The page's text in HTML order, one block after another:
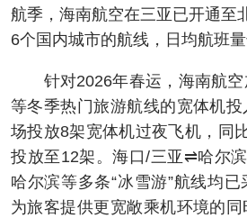
航季，海南航空在三亚已开通至
6个国内城市的航线，日均航班量
针对2026年春运，海南航空
等冬季热门旅游航线的宽体机
场投放8架宽体机过夜飞机，同
投放至12架。海口/三亚⇌哈尔
哈尔滨等多条“冰雪游”航线均
为旅客提供更宽敞乘机环境的